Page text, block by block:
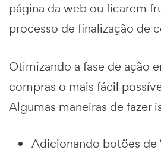
página da web ou ficarem
processo de finalização de
Otimizando a fase de ação
compras o mais fácil
Algumas maneiras de fazer
Adicionando botões de